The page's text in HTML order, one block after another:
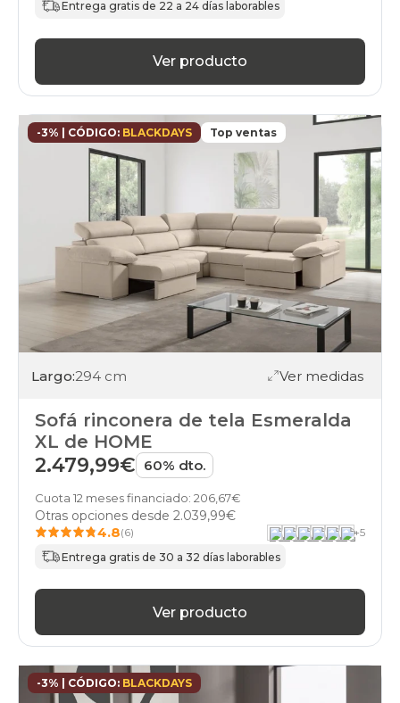
marron
azul
sofas
rinconera
verde
sofas
rinconera
negro
rinconera
amarillo
sofas
rinconera
rosa
sofas
rinconera
blanco
sofas
rinconera
piel
rinconera
tela
sofas
rinconera
moderno-
sofas
home
sofas
stylekomfort
rinconera
gama-
Entrega gratis de 22 a 24 días laborables
Ver producto
-3% | CÓDIGO: BLACKDAYS Top ventas
Largo:294 cm Ver medidas
Sofá rinconera de tela Esmeralda
XL de HOME
2.479,99€ 60% dto.
Cuota 12 meses financiado: 206,67€
Otras opciones desde 2.039,99€
4.8(6) +5
Entrega gratis de 30 a 32 días laborables
Ver producto
-3% | CÓDIGO: BLACKDAYS